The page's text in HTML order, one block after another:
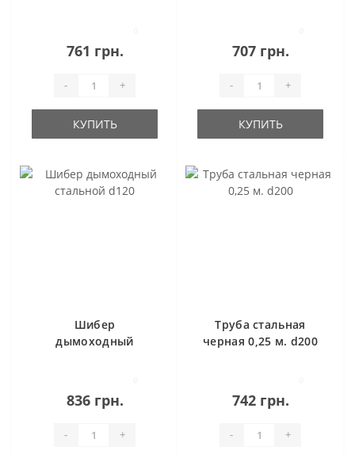
761 грн.
- +
КУПИТЬ
707 грн.
- +
КУПИТЬ
Шибер
дымоходный
836 грн.
- +
Труба стальная
черная 0,25 м. d200
742 грн.
- +